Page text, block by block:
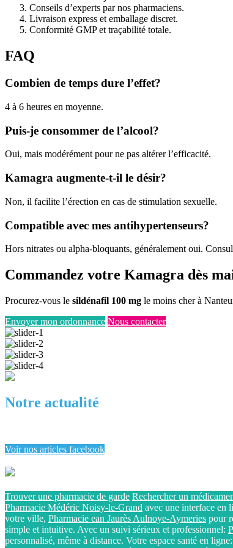
Conseils d’experts par nos pharmaciens.
Livraison express et emballage discret.
Conformité GMP et traçabilité totale.
FAQ
Combien de temps dure l’effet?
4 à 6 heures en moyenne.
Puis-je consommer de l’alcool?
Oui, mais modérément pour ne pas altérer l’efficacité.
Kamagra augmente-t-il le désir?
Non, il facilite l’érection en cas de stimulation sexuelle.
Compatible avec mes antihypertenseurs?
Hors nitrates ou alpha-bloquants, généralement oui.
Commandez votre Kamagra dès
Procurez-vous le sildénafil 100 mg le moins cher à
Envoyer mon ordonnance Nous contacter
Notre actualité
Voir nos articles facebook
Trouver une pharmacie de garde Rechercher un
Pharmacie Médéric Noisy-le-Grand avec une interface en
votre ville, Pharmacie ean Jaurès Aulnoye-Aymeries pour
simple et intuitive. Avec un suivi sérieux et professionnel:
personnalisé, même à distance. Votre espace santé en ligne: